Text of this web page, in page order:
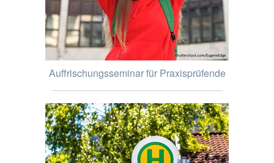
Auffrischungsseminar für Praxisprüfende